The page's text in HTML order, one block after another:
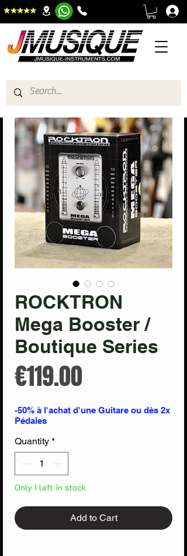
ROCKTRON
Mega Booster /
Boutique Series
€119.00
-50% à l'achat d'une Guitare ou dès 2x
Pédales
Quantity *
Only 1 left in stock
Add to Cart